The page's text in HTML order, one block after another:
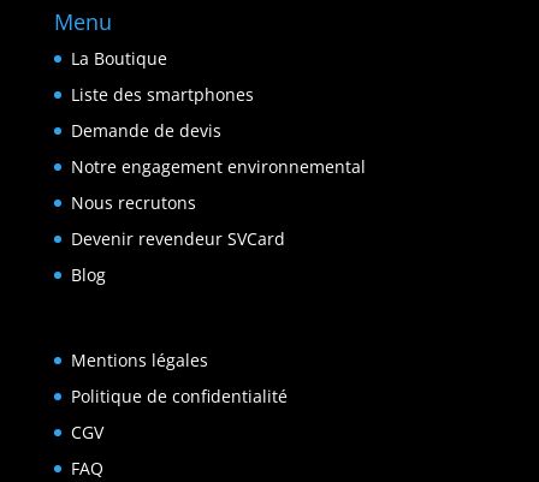
Menu
La Boutique
Liste des smartphones
Demande de devis
Notre engagement environnemental
Nous recrutons
Devenir revendeur SVCard
Blog
Mentions légales
Politique de confidentialité
CGV
FAQ